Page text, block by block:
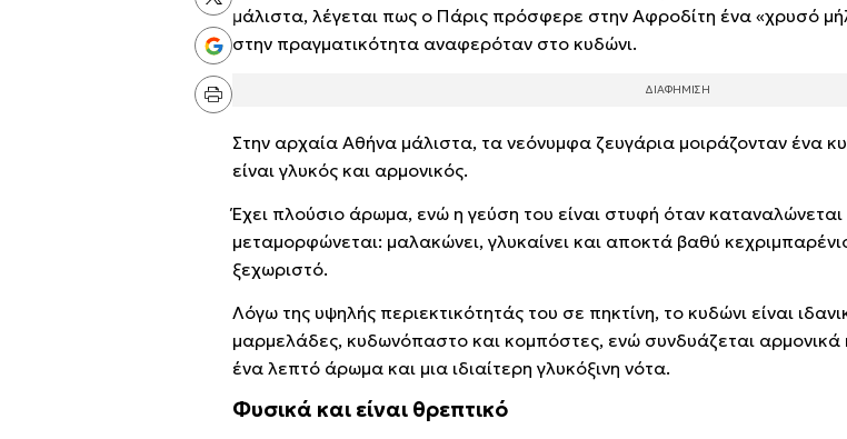
μάλιστα, λέγεται πως ο Πάρις πρόσφερε στην Αφροδίτη ένα «χρυσό
στην πραγματικότητα αναφερόταν στο κυδώνι.
Στην αρχαία Αθήνα μάλιστα, τα νεόνυμφα ζευγάρια μοιράζονταν ένα
είναι γλυκός και αρμονικός.
Έχει πλούσιο άρωμα, ενώ η γεύση του είναι στυφή όταν
μεταμορφώνεται: μαλακώνει, γλυκαίνει και αποκτά βαθύ
ξεχωριστό.
Λόγω της υψηλής περιεκτικότητάς του σε πηκτίνη, το κυδώνι είναι
μαρμελάδες, κυδωνόπαστο και κομπόστες, ενώ συνδυάζεται
ένα λεπτό άρωμα και μια ιδιαίτερη γλυκόξινη νότα.
Φυσικά και είναι θρεπτικό